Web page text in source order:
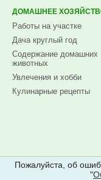
ДОМАШНЕЕ
Работы на участке
Дача круглый год
Содержание домашних
животных
Увлечения и хобби
Кулинарные рецепты
Пожалуйста, об
"